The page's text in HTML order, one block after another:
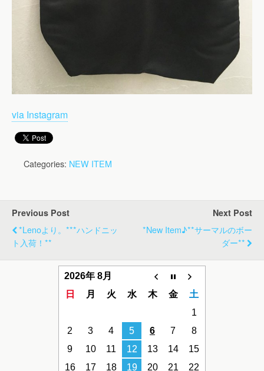
via Instagram
Categories: NEW ITEM
Previous Post
*lenoより。***ハンドニッ
ト入荷！**
Next Post
*new Item♪**サーマルのボー
ダー**
2026年 8月
日
月 火 水 木 金
土
1
2
3 4 5 6 7
8
9
10 11 12 13 14
15
16
17 18 19 20 21 22